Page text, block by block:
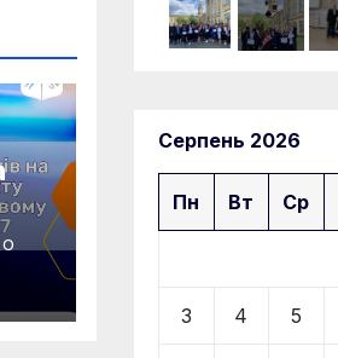
Серпень 2026
Пн Вт Ср
3 4 5